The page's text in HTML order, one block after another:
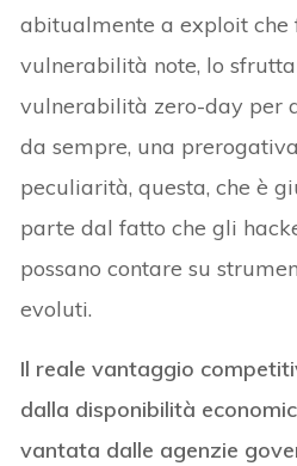
abitualmente a exploit che
vulnerabilità note, lo
vulnerabilità zero-day per
da sempre, una
peculiarità, questa, che è
parte dal fatto che gli
possano contare su
evoluti.
Il reale vantaggio
dalla disponibilità
vantata dalle agenzie